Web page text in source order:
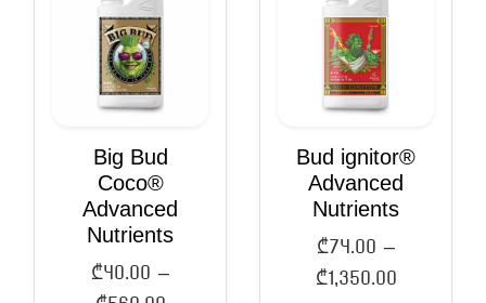
Big Bud
Coco®
Advanced
Nutrients
₾ 40.00 –
Bud ignitor®
Advanced
Nutrients
₾ 74.00 –
₾ 1,350.00 Price